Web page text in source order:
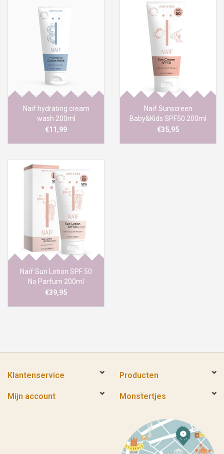
Naif hydrating cream
wash 200ml
€11,99
Naif Sunscreen
Baby&Kids SPF50 200ml
€35,95
Naïf Sun Lotion SPF 50
No Parfum 200ml
€39,95
Klantenservice Producten
Mijn account Monstertjes